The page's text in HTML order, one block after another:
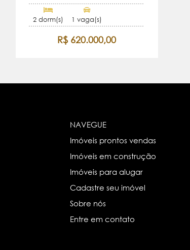
2 dorm(s) 1 vaga(s)
R$ 620.000,00
NAVEGUE
Imóveis prontos vendas
Imóveis em construção
Imóveis para alugar
Cadastre seu imóvel
Sobre nós
Entre em contato